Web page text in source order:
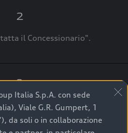
2
il Concessionario".
3
dal Customer Care
dal Concessionario
finalizzare la tua richiesta.
Italia S.p.A. con sede
Viale G.R. Gumpert, 1
da soli o in collaborazione